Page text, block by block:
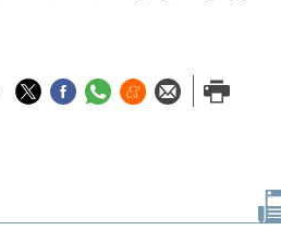
TwitterFacebook
Whatsapp
Menéame
Enviar porImprimir